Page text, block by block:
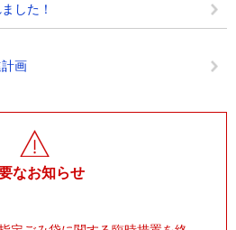
した！
画
なお知らせ